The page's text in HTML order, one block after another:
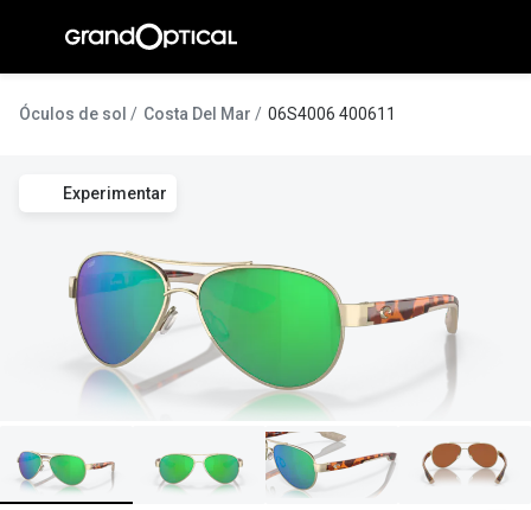
conteúdo
Pedro
Marta
Luís
Ayres
Inês
Óculos de sol Costa Del Mar 06S4006 400611
Experimentar